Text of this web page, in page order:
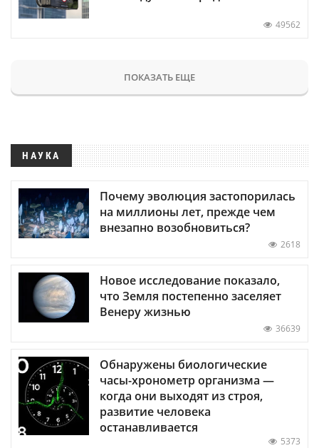
49562
ПОКАЗАТЬ ЕЩЕ
НАУКА
Почему эволюция застопорилась
на миллионы лет, прежде чем
внезапно возобновиться?
2618
Новое исследование показало,
что Земля постепенно заселяет
Венеру жизнью
36639
Обнаружены биологические
часы-хронометр организма —
когда они выходят из строя,
развитие человека
останавливается
5373